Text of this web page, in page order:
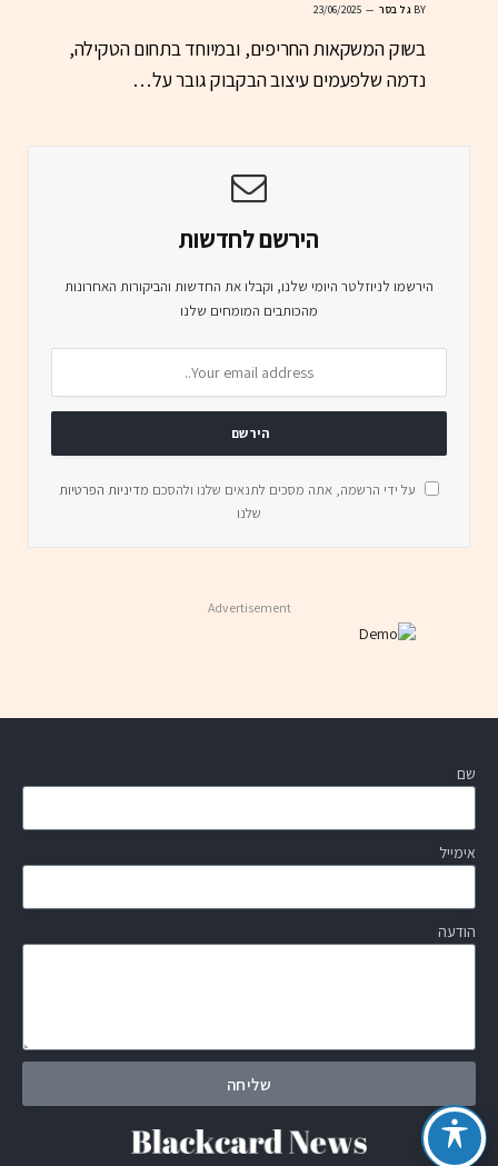
BY גל בסר 23/06/2025
בשוק המשקאות החריפים, ובמיוחד בתחום הטקילה,
נדמה שלפעמים עיצוב הבקבוק גובר על…
הירשם לחדשות
הירשמו לניוזלטר היומי שלנו, וקבלו את החדשות והביקורות האחרונות
מהכותבים המומחים שלנו
על ידי הרשמה, אתה מסכים לתנאים שלנו ולהסכם מדיניות הפרטיות
שלנו
Advertisement
שם
אימייל
הודעה
שליחה